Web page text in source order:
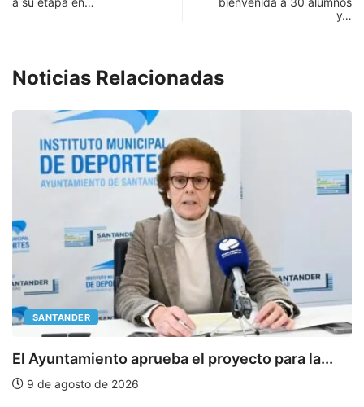
y…
Noticias Relacionadas
SANTANDER
El Ayuntamiento aprueba el proyecto para la...
9 de agosto de 2026